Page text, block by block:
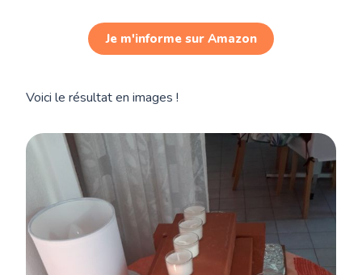
Je m'informe sur Amazon
Voici le résultat en images !